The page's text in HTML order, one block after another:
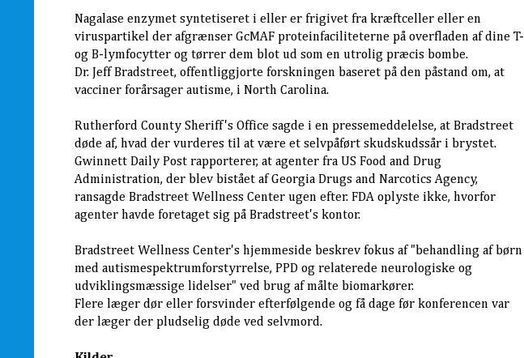
Nagalase enzymet syntetiseret i eller er frigivet fra kræftceller eller en
viruspartikel der afgrænser GcMAF proteinfaciliteterne på overfladen af dine T-
og B-lymfocytter og tørrer dem blot ud som en utrolig præcis bombe.
Dr. Jeff Bradstreet, offentliggjorte forskningen baseret på den påstand om, at
vacciner forårsager autisme, i North Carolina.
Rutherford County Sheriff's Office sagde i en pressemeddelelse, at Bradstreet
døde af, hvad der vurderes til at være et selvpåført skudskudssår i brystet.
Gwinnett Daily Post rapporterer, at agenter fra US Food and Drug
Administration, der blev bistået af Georgia Drugs and Narcotics Agency,
ransagde Bradstreet Wellness Center ugen efter. FDA oplyste ikke, hvorfor
agenter havde foretaget sig på Bradstreet's kontor.
Bradstreet Wellness Center's hjemmeside beskrev fokus af "behandling af børn
med autismespektrumforstyrrelse, PPD og relaterede neurologiske og
udviklingsmæssige lidelser" ved brug af målte biomarkører.
Flere læger dør eller forsvinder efterfølgende og få dage før konferencen var
der læger der pludselig døde ved selvmord.